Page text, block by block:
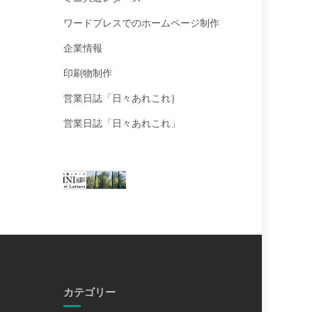
ワードプレスでのホームページ制作
企業情報
印刷物制作
営業日誌「日々あれこれ｝
営業日誌「日々あれこれ」
カテゴリー